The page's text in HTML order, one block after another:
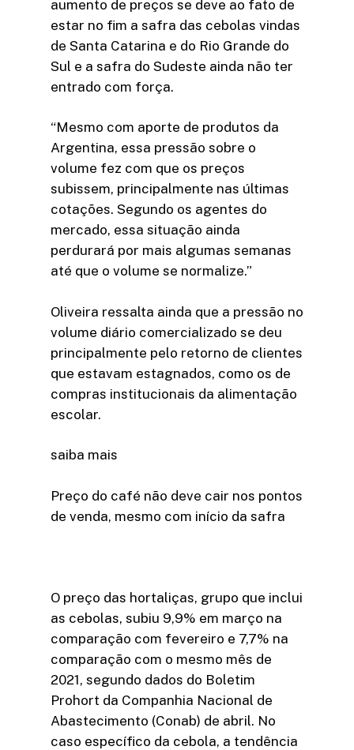
aumento de preços se deve ao fato de
estar no fim a safra das cebolas vindas
de Santa Catarina e do Rio Grande do
Sul e a safra do Sudeste ainda não ter
entrado com força.
“Mesmo com aporte de produtos da
Argentina, essa pressão sobre o
volume fez com que os preços
subissem, principalmente nas últimas
cotações. Segundo os agentes do
mercado, essa situação ainda
perdurará por mais algumas semanas
até que o volume se normalize.”
Oliveira ressalta ainda que a pressão no
volume diário comercializado se deu
principalmente pelo retorno de clientes
que estavam estagnados, como os de
compras institucionais da alimentação
escolar.
saiba mais
Preço do café não deve cair nos pontos
de venda, mesmo com início da safra
O preço das hortaliças, grupo que inclui
as cebolas, subiu 9,9% em março na
comparação com fevereiro e 7,7% na
comparação com o mesmo mês de
2021, segundo dados do Boletim
Prohort da Companhia Nacional de
Abastecimento (Conab) de abril. No
caso específico da cebola, a tendência